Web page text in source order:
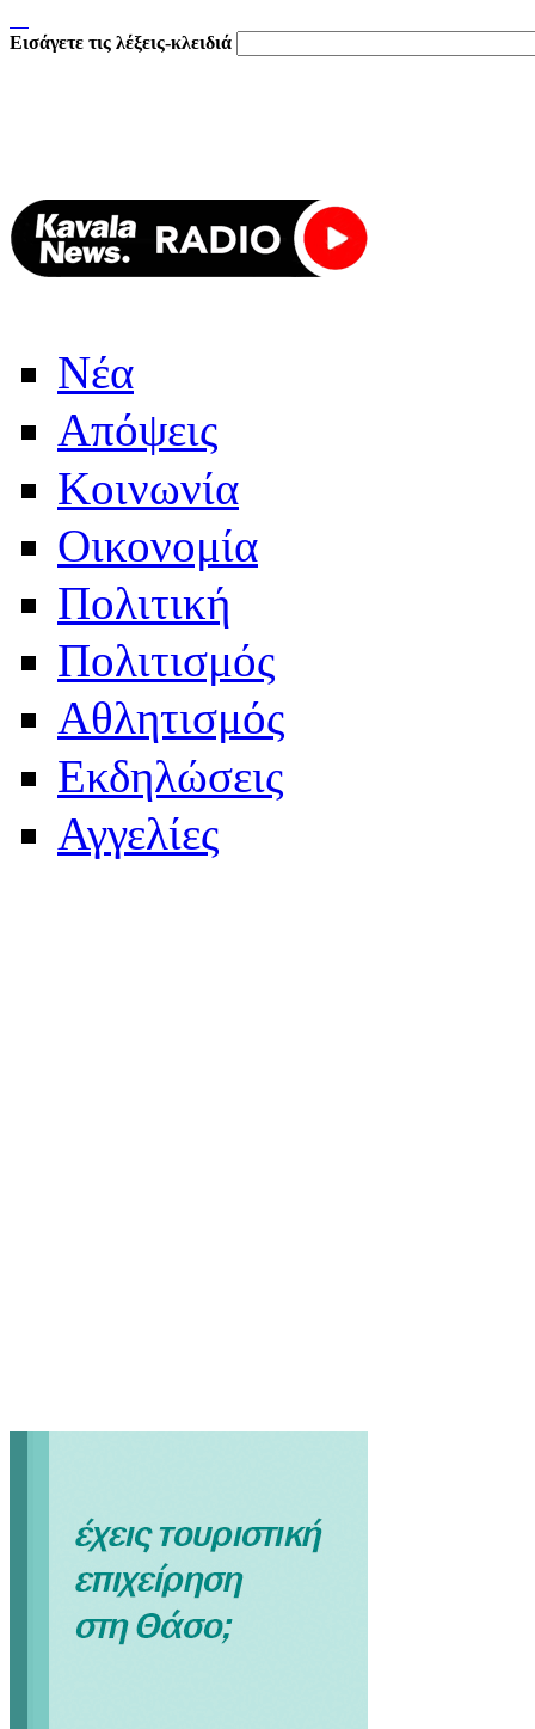
Εισάγετε τις λέξεις-κλειδιά
Νέα
Απόψεις
Κοινωνία
Οικονομία
Πολιτική
Πολιτισμός
Αθλητισμός
Εκδηλώσεις
Αγγελίες